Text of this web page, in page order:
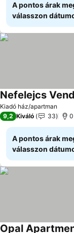
A pontos árak
válasszon
Kiadó ház/apartman
Nefelejcs
9,2 Kiváló 33
A pontos árak
válasszon
Opal